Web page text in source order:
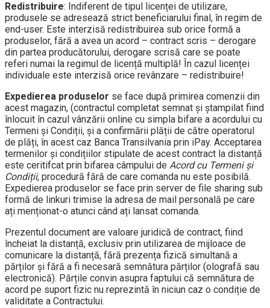
Redistribuire: Indiferent de tipul licenței de utilizare,
produsele se adresează strict beneficiarului final, în regim de
end-user. Este interzisă redistribuirea sub orice formă a
produselor, fără a avea un acord – contract scris – derogare
din partea producătorului, derogare scrisă care se poate
referi numai la regimul de licență multiplă! În cazul licenței
individuale este interzisă orice revânzare – redistribuire!
Expedierea produselor se face după primirea comenzii din
acest magazin, (contractul completat semnat și ștampilat fiind
înlocuit în cazul vânzării online cu simpla bifare a acordului cu
Termeni și Condiții, și a confirmării plății de către operatorul
de plăți, în acest caz Banca Transilvania prin iPay. Acceptarea
termenilor și condițiilor stipulate de acest contract la distanță
este ceritifcat prin bifarea câmpului de Acord cu Termeni și
Condiții, procedură fără de care comanda nu este posibilă.
Expedierea produselor se face prin server de file sharing sub
formă de linkuri trimise la adresa de mail personală pe care
ați menționat-o atunci când ați lansat comanda.
Prezentul document are valoare juridică de contract, fiind
încheiat la distanță, exclusiv prin utilizarea de mijloace de
comunicare la distanță, fără prezența fizică simultană a
părților și fără a fi necesară semnătura părților (olografă sau
electronică). Părțile convin asupra faptului că semnătura de
acord pe suport fizic nu reprezintă în niciun caz o condiție de
validitate a Contractului.